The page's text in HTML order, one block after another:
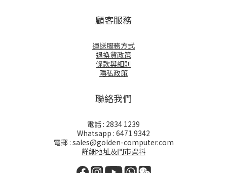
顧客服務
運送服務方式
退換貨政策
條款與細則
隱私政策
聯絡我們
電話 : 2834 1239
Whatsapp : 6471 9342
電郵 : sales@golden-computer.com
詳細地址及門市資料